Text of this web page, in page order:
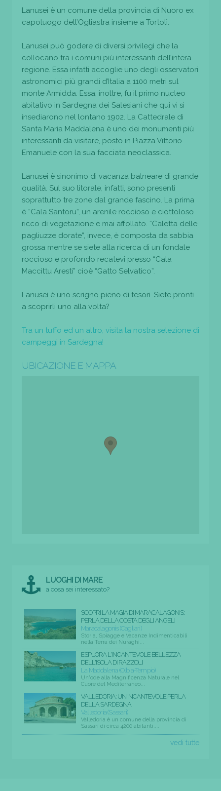
Lanusei è un comune della provincia di Nuoro ex
capoluogo dell’Ogliastra insieme a Tortolì.
Lanusei può godere di diversi privilegi che la
collocano tra i comuni più interessanti dell’intera
regione. Essa infatti accoglie uno degli osservatori
astronomici più grandi d’Italia a 1100 metri sul
monte Armidda. Essa, inoltre, fu il primo nucleo
abitativo in Sardegna dei Salesiani che qui vi si
insediarono nel lontano 1902. La Cattedrale di
Santa Maria Maddalena è uno dei monumenti più
interessanti da visitare, posto in Piazza Vittorio
Emanuele con la sua facciata neoclassica.
Lanusei è sinonimo di vacanza balneare di grande
qualità. Sul suo litorale, infatti, sono presenti
soprattutto tre zone dal grande fascino. La prima
è “Cala Santoru”, un arenile roccioso e ciottoloso
ricco di vegetazione e mai affollato. “Caletta delle
pagliuzze dorate”, invece, è composta da sabbia
grossa mentre se siete alla ricerca di un fondale
roccioso e profondo recatevi presso “Cala
Maccittu Aresti” cioè “Gatto Selvatico”.
Lanusei è uno scrigno pieno di tesori. Siete pronti
a scoprirli uno alla volta?
Tra un tuffo ed un altro, visita la nostra selezione di
campeggi in Sardegna!
UBICAZIONE E MAPPA
LUOGHI DI MARE
a cosa sei interessato?
SCOPRI LA MAGIA DI MARACALAGONIS:
PERLA DELLA COSTA DEGLI ANGELI
Maracalagonis (Cagliari)
Storia, Spiagge e Vacanze Indimenticabili
nella Terra dei Nuraghi...
ESPLORA L'INCANTEVOLE BELLEZZA
DELL'ISOLA DI RAZZOLI
La Maddalena (Olbia-Tempio)
Un'ode alla Magnificenza Naturale nel
Cuore del Mediterraneo...
VALLEDORIA: UN'INCANTEVOLE PERLA
DELLA SARDEGNA
Valledoria (Sassari)
Valledoria è un comune della provincia di
Sassari di circa 4200 abitanti....
vedi tutte